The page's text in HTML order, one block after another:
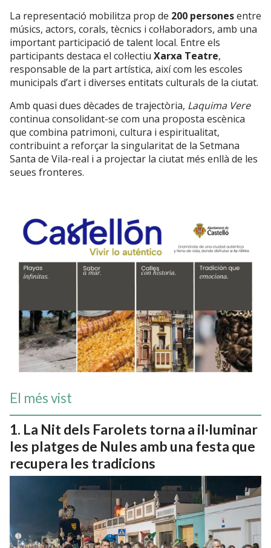
La representació mobilitza prop de 200 personesentre
músics, actors, corals, tècnics i col·laboradors, amb una
important participació de talent local. Entre els
participants destaca el col·lectiu Xarxa Teatre,
responsable de la partartística, aixícom les escoles
municipals d’art i diverses entitats culturals de la ciutat.
Amb quasi dues dècades de trajectòria, Laquima Vere
continua consolidant-se com una proposta escènica
que combina patrimoni, cultura i espiritualitat,
contribuinta reforçar la singularitatde la Setmana
Santa de Vila-real i a projectar la ciutat més enllà de les
seues fronteres.
El més vist
La Nit dels Farolets torna a il·luminar
les platges de Nules amb una festa que
recupera les tradicions